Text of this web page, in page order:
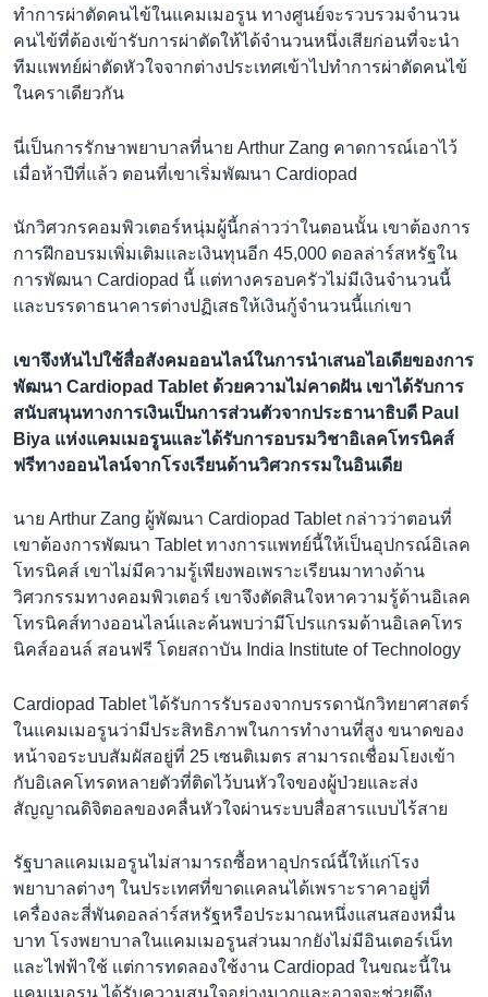
ทำการผ่าตัดคนไข้ในแคมเมอรูน ทางศูนย์จะรวบรวมจำนวน
คนไข้ที่ต้องเข้ารับการผ่าตัดให้ได้จำนวนหนึ่งเสียก่อนที่จะนำ
ทีมเเพทย์ผ่าตัดหัวใจจากต่างประเทศเข้าไปทำการผ่าตัดคนไข้
ในคราเดียวกัน
นี่เป็นการรักษาพยาบาลที่นาย Arthur Zang คาดการณ์เอาไว้
เมื่อห้าปีที่แล้ว ตอนที่เขาเริ่มพัฒนา Cardiopad
นักวิศวกรคอมพิวเตอร์หนุ่มผู้นี้กล่าวว่าในตอนนั้น เขาต้องการ
การฝึกอบรมเพิ่มเติมเเละเงินทุนอีก 45,000 ดอลล่าร์สหรัฐใน
การพัฒนา Cardiopad นี้ แต่ทางครอบครัวไม่มีเงินจำนวนนี้
เเละบรรดาธนาคารต่างปฏิเสธให้เงินกู้จำนวนนี้เเก่เขา
เขาจึงหันไปใช้สื่อสังคมออนไลน์ในการนำเสนอไอเดียของการ
พัฒนา Cardiopad Tablet ด้วยความไม่คาดฝัน เขาได้รับการ
สนับสนุนทางการเงินเป็นการส่วนตัวจากประธานาธิบดี Paul
Biya แห่งแคมเมอรูนและได้รับการอบรมวิชาอิเลคโทรนิคส์
ฟรีทางออนไลน์จากโรงเรียนด้านวิศวกรรมในอินเดีย
นาย Arthur Zang ผู้พัฒนา Cardiopad Tablet กล่าวว่าตอนที่
เขาต้องการพัฒนา Tablet ทางการแพทย์นี้ให้เป็นอุปกรณ์อิเลค
โทรนิคส์ เขาไม่มีความรู้เพียงพอเพราะเรียนมาทางด้าน
วิศวกรรมทางคอมพิวเตอร์ เขาจึงตัดสินใจหาความรู้ด้านอิเลค
โทรนิคส์ทางออนไลน์เเละค้นพบว่ามีโปรแกรมด้านอิเลคโทร
นิคส์ออนล์ สอนฟรี โดยสถาบัน India Institute of Technology
Cardiopad Tablet ได้รับการรับรองจากบรรดานักวิทยาศาสตร์
ในแคมเมอรูนว่ามีประสิทธิภาพในการทำงานที่สูง ขนาดของ
หน้าจอระบบสัมผัสอยู่ที่ 25 เซนติเมตร สามารถเชื่อมโยงเข้า
กับอิเลคโทรดหลายตัวที่ติดไว้บนหัวใจของผู้ป่วยและส่ง
สัญญาณดิจิตอลของคลื่นหัวใจผ่านระบบสื่อสารเเบบไร้สาย
รัฐบาลแคมเมอรูนไม่สามารถซื้อหาอุปกรณ์นี้ให้เเก่โรง
พยาบาลต่างๆ ในประเทศที่ขาดเเคลนได้เพราะราคาอยู่ที่
เครื่องละสี่พันดอลล่าร์สหรัฐหรือประมาณหนึ่งแสนสองหมื่น
บาท โรงพยาบาลในแคมเมอรูนส่วนมากยังไม่มีอินเตอร์เน็ท
และไฟฟ้าใช้ เเต่การทดลองใช้งาน Cardiopad ในขณะนี้ใน